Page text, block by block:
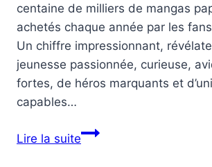
centaine de milliers de mangas
achetés chaque année par les
Un chiffre impressionnant,
jeunesse passionnée, curieuse,
fortes, de héros marquants et
capables…
Lire la suiteReytac